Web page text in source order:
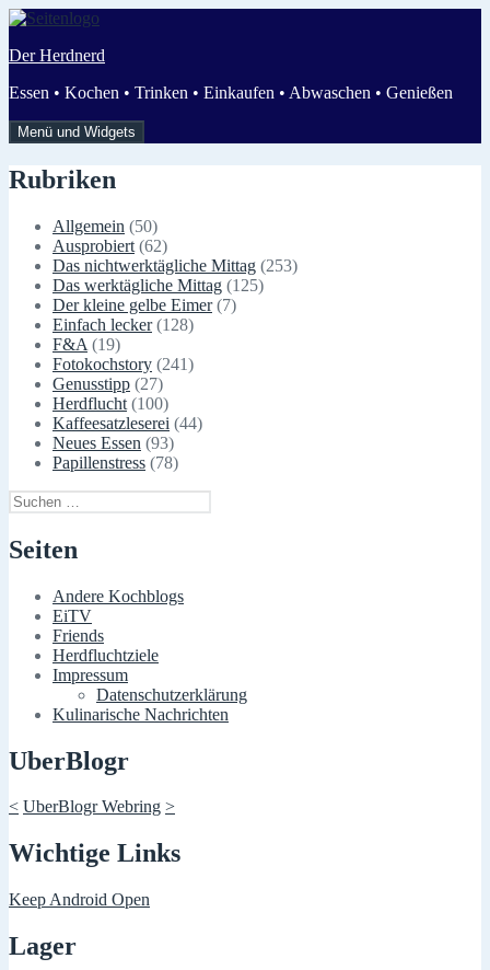
Zum
springen
Der Herdnerd
Essen • Kochen • Trinken • Einkaufen • Abwaschen • Genießen
Menü und Widgets
Rubriken
Allgemein (50)
Ausprobiert (62)
Das nichtwerktägliche Mittag (253)
Das werktägliche Mittag (125)
Der kleine gelbe Eimer(7)
Einfach lecker(128)
F&A (19)
Fotokochstory (241)
Genusstipp (27)
Herdflucht (100)
Kaffeesatzleserei (44)
Neues Essen (93)
Papillenstress (78)
Suchen
nach:
Seiten
Andere Kochblogs
EiTV
Friends
Herdfluchtziele
Impressum
Datenschutzerklärung
Kulinarische Nachrichten
UberBlogr
< UberBlogr Webring >
Wichtige Links
Keep Android Open
Lager